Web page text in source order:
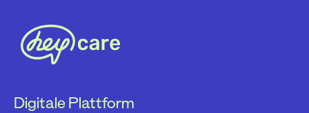
Digitale Plattform